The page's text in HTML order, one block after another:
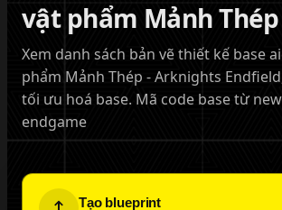
menu con
vật phẩm Mảnh Thép
Xem danh sách bản vẽ thiết kế base
phẩm Mảnh Thép - Arknights
tối ưu hoá base. Mã code base từ
endgame
Tạo blueprint